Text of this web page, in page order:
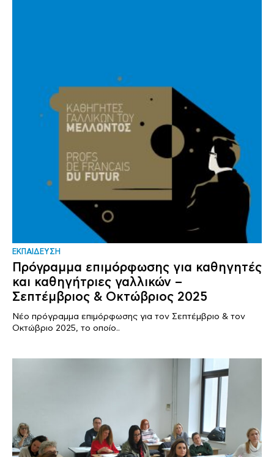
ΕΚΠΑΙΔΕΥΣΗ
Πρόγραμμα επιμόρφωσης για καθηγητές
και καθηγήτριες γαλλικών –
Σεπτέμβριος & Οκτώβριος 2025
Νέο πρόγραμμα επιμόρφωσης για τον Σεπτέμβριο & τον
Οκτώβριο 2025, το οποίο..